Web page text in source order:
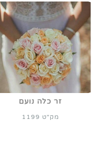
זר כלה נועם
מק"ט 1199